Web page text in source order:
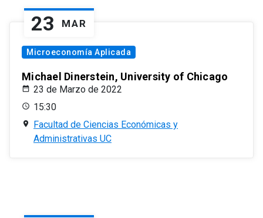
23 MAR
Microeconomía Aplicada
Michael Dinerstein, University of Chicago
23 de Marzo de 2022
15:30
Facultad de Ciencias Económicas y
Administrativas UC